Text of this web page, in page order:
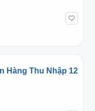
Hàng Thu Nhập 12